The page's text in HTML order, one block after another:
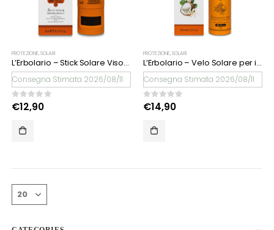
PROTEZIONE,SOLARI
L’Erbolario – Stick Solare Viso SPF 50+
Consegna Stimata 2026/08/11
0Su 5
€12,90
PROTEZIONE,SOLARI
L’Erbolario – Velo Solare per i Capelli SPF 10
Consegna Stimata 2026/08/11
0Su 5
€14,90